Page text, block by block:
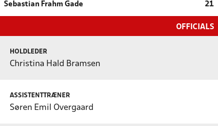
Sebastian Frahm Gade 21
OFFICIALS
HOLDLEDER
Christina Hald Bramsen
ASSISTENTTRÆNER
Søren Emil Overgaard